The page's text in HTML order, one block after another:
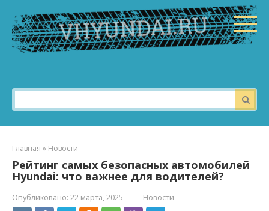
контенту
Поиск:
Главная » Новости
Рейтинг самых безопасных автомобилей
Hyundai: что важнее для водителей?
Опубликовано: 22 марта, 2025 Новости